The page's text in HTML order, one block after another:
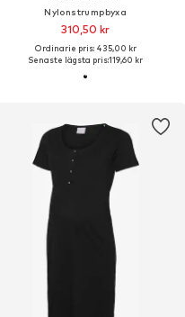
Nylonstrumpbyxa
310,50 kr
Ordinarie pris: 435,00 kr
Senaste lägsta pris:119,60 kr